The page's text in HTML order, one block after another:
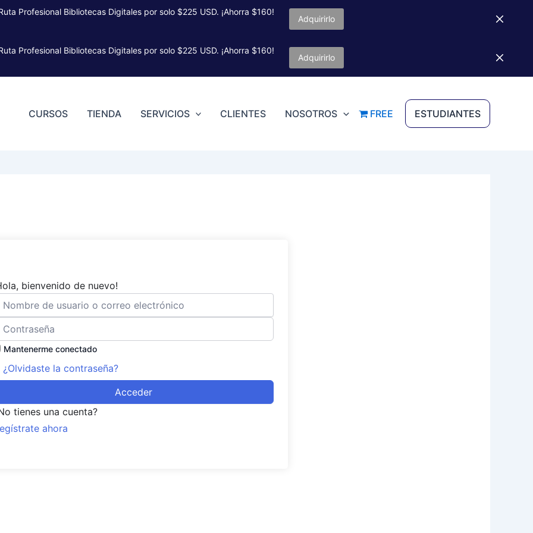
Profesional Bibliotecas Digitales por solo $225 USD. ¡Ahorra $160!
Adquirirlo
Profesional Bibliotecas Digitales por solo $225 USD. ¡Ahorra $160!
Adquirirlo
CURSOS TIENDA SERVICIOS CLIENTES NOSOTROS FREE ESTUDIANTES
bienvenido de nuevo!
Mantenerme conectado
¿Olvidaste la contraseña?
Acceder
tienes una cuenta?
ahora